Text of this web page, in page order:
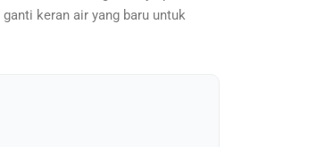
keran air yang baru untuk